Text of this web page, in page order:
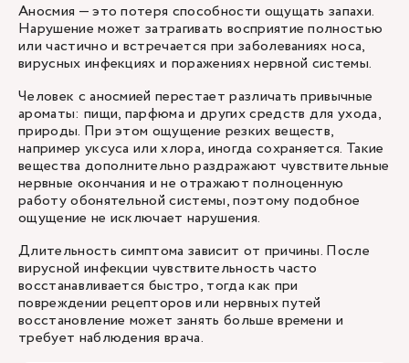
Аносмия — это потеря способности ощущать запахи.
Нарушение может затрагивать восприятие полностью
или частично и встречается при заболеваниях носа,
вирусных инфекциях и поражениях нервной системы.
Человек с аносмией перестает различать привычные
ароматы: пищи, парфюма и других средств для ухода,
природы. При этом ощущение резких веществ,
например уксуса или хлора, иногда сохраняется. Такие
вещества дополнительно раздражают чувствительные
нервные окончания и не отражают полноценную
работу обонятельной системы, поэтому подобное
ощущение не исключает нарушения.
Длительность симптома зависит от причины. После
вирусной инфекции чувствительность часто
восстанавливается быстро, тогда как при
повреждении рецепторов или нервных путей
восстановление может занять больше времени и
требует наблюдения врача.